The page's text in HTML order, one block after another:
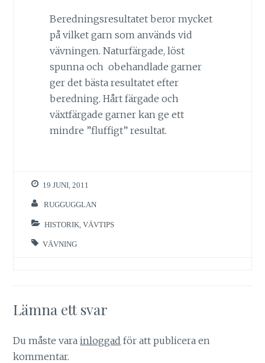
Beredningsresultatet beror mycket
på vilket garn som används vid
vävningen. Naturfärgade, löst
spunna och obehandlade garner
ger det bästa resultatet efter
beredning. Hårt färgade och
växtfärgade garner kan ge ett
mindre ”fluffigt” resultat.
19 JUNI, 2011
RUGGUGGLAN
HISTORIK ,VÄVTIPS
VÄVNING
Lämna ett svar
Du måste vara inloggad för att publicera en
kommentar.